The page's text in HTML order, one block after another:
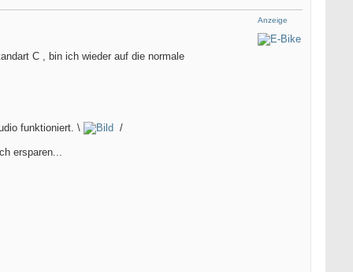
Anzeige
C , bin ich wieder auf die normale
funktioniert. \
/
ersparen...